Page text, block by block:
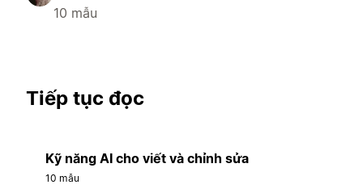
10 mẫu
Tiếp tục đọc
Kỹ năng AI cho viết và chỉnh sửa
10 mẫu